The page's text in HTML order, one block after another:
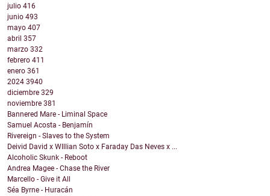
julio 416
junio 493
mayo 407
abril 357
marzo 332
febrero 411
enero 361
2024 3940
diciembre 329
noviembre 381
Bannered Mare - Liminal Space
Samuel Acosta - Benjamín
Rivereign - Slaves to the System
Deivid David x WIllian Soto x Faraday Das Neves x ...
Alcoholic Skunk - Reboot
Andrea Magee - Chase the River
Marcello - Give it All
Séa Byrne - Huracán